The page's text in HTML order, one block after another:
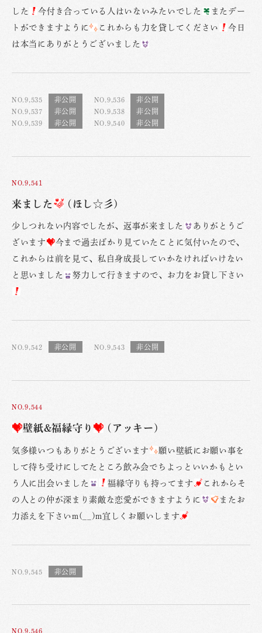
した
今付き合っている人はいないみたいでした
またデー
トができますように
これからも力を貸してください
今日
は本当にありがとうございました
NO.9,535
NO.9,536
NO.9,537
NO.9,538
NO.9,539
NO.9,540
NO.9,541
来ました (ほし☆彡)
少しつれない内容でしたが、返事が来ました
ありがとうご
ざいます
今まで過去ばかり見ていたことに気付いたので、
これからは前を見て、私自身成長していかなければいけない
と思いました
努力して行きますので、お力をお貸し下さい
NO.9,542 NO.9,543
NO.9,544
壁紙&福縁守り (アッキー)
気多様いつもありがとうございます
願い壁紙にお願い事を
して待ち受けにしてたところ飲み会でちよっといいかもとい
う人に出会いました
福縁守りも持ってます
これからそ
の人との仲が深まり素敵な恋愛ができますように
またお
力添えを下さいm(__)m宜しくお願いします
NO.9,545
NO.9,546